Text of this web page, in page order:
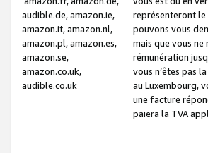
audible.de, amazon.ie,
amazon.it, amazon.nl,
amazon.pl, amazon.es,
amazon.se,
amazon.co.uk,
audible.co.uk
représenteront le
pouvons vous
mais que vous
rémunération
vous n’êtes pas
au Luxembourg,
une facture
paiera la TVA